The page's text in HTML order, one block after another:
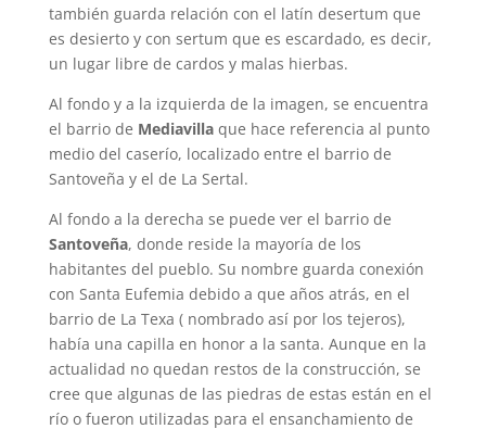
también guarda relación con el latín desertum que
es desierto y con sertum que es escardado, es decir,
un lugar libre de cardos y malas hierbas.
Al fondo y a la izquierda de la imagen, se encuentra
el barrio de Mediavillaque hace referencia al punto
medio del caserío, localizado entre el barrio de
Santoveña y el de La Sertal.
Al fondo a la derecha se puede ver el barrio de
Santoveña, donde reside la mayoría de los
habitantes del pueblo. Su nombre guarda conexión
con Santa Eufemia debido a que años atrás, en el
barrio de La Texa ( nombrado así por los tejeros),
había una capilla en honor a la santa. Aunque en la
actualidad no quedan restos de la construcción, se
cree que algunas de las piedras de estas están en el
río o fueron utilizadas para el ensanchamiento de